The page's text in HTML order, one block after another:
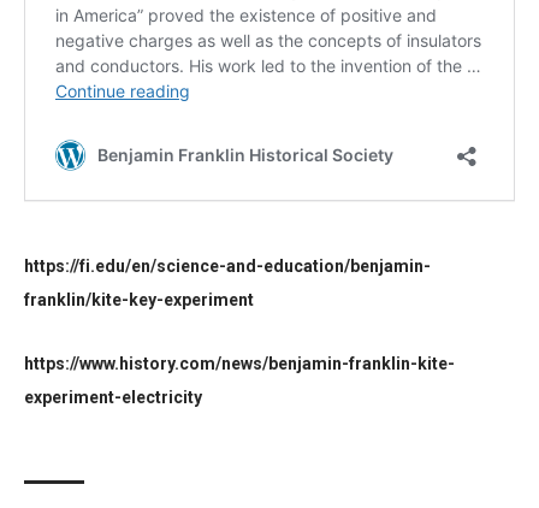
https://fi.edu/en/science-and-education/benjamin-
franklin/kite-key-experiment
https://www.history.com/news/benjamin-franklin-kite-
experiment-electricity